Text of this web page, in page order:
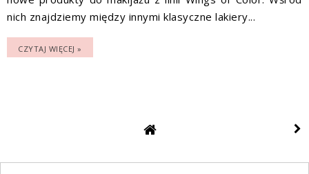
nich znajdziemy między innymi klasyczne lakiery...
CZYTAJ WIĘCEJ »